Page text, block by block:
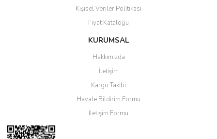
Kişisel Veriler Politikası
Fiyat Kataloğu
KURUMSAL
Hakkımızda
İletişim
Kargo Takibi
Havale Bildirim Formu
İletişim Formu